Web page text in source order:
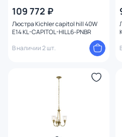
109 772 ₽
Люстра Kichler capitol hill 40W
E14 KL-CAPITOL-HILL6-PNBR
В наличии 2 шт.